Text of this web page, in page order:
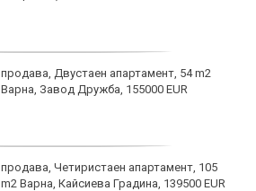
продава, Двустаен апартамент, 54 m2
Варна, Завод Дружба, 155000 EUR
продава, Четиристаен апартамент, 105
m2 Варна, Кайсиева Градина, 139500 EUR